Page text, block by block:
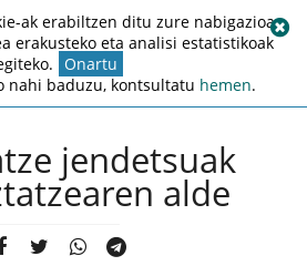
jendetsuak
alde
ak erabiltzen ditu zure nabigazioa
erakusteko eta analisi estatistikoak
Onartu
nahi baduzu, kontsultatu hemen.